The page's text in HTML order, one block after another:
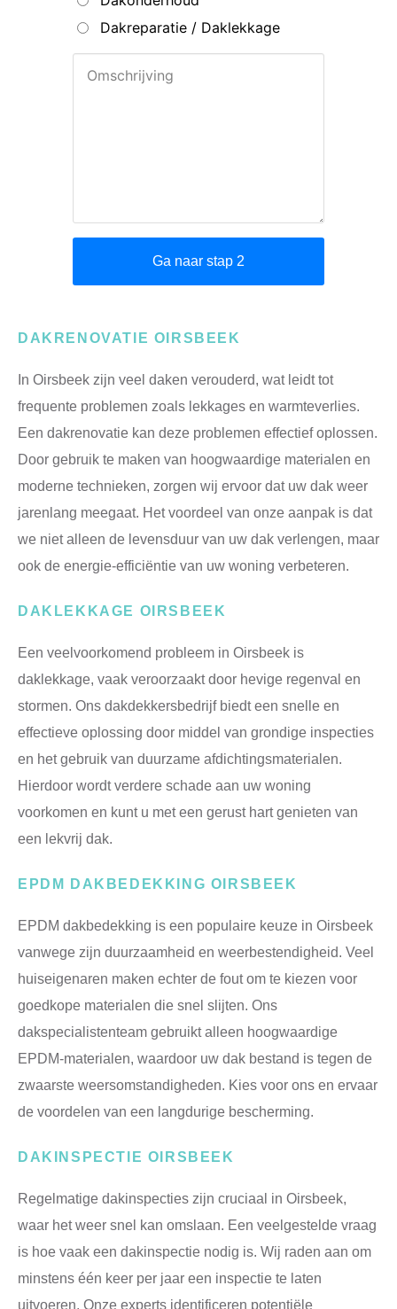
DAKRENOVATIE OIRSBEEK
In Oirsbeek zijn veel daken verouderd, wat leidt tot
frequente problemen zoals lekkages en warmteverlies.
Een dakrenovatie kan deze problemen effectief oplossen.
Door gebruik te maken van hoogwaardige materialen en
moderne technieken, zorgen wij ervoor dat uw dak weer
jarenlang meegaat. Het voordeel van onze aanpak is dat
we niet alleen de levensduur van uw dak verlengen, maar
ook de energie-efficiëntie van uw woning verbeteren.
DAKLEKKAGE OIRSBEEK
Een veelvoorkomend probleem in Oirsbeek is
daklekkage, vaak veroorzaakt door hevige regenval en
stormen. Ons dakdekkersbedrijf biedt een snelle en
effectieve oplossing door middel van grondige inspecties
en het gebruik van duurzame afdichtingsmaterialen.
Hierdoor wordt verdere schade aan uw woning
voorkomen en kunt u met een gerust hart genieten van
een lekvrij dak.
EPDM DAKBEDEKKING OIRSBEEK
EPDM dakbedekking is een populaire keuze in Oirsbeek
vanwege zijn duurzaamheid en weerbestendigheid. Veel
huiseigenaren maken echter de fout om te kiezen voor
goedkope materialen die snel slijten. Ons
dakspecialistenteam gebruikt alleen hoogwaardige
EPDM-materialen, waardoor uw dak bestand is tegen de
zwaarste weersomstandigheden. Kies voor ons en ervaar
de voordelen van een langdurige bescherming.
DAKINSPECTIE OIRSBEEK
Regelmatige dakinspecties zijn cruciaal in Oirsbeek,
waar het weer snel kan omslaan. Een veelgestelde vraag
is hoe vaak een dakinspectie nodig is. Wij raden aan om
minstens één keer per jaar een inspectie te laten
uitvoeren. Onze experts identificeren potentiële